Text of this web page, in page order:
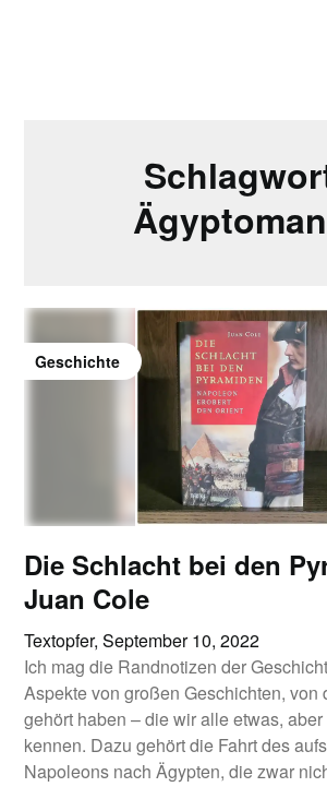
Geschichte
Die Schlacht bei den
Juan Cole
Textopfer,September 10, 2022
Ich mag die Randnotizen der
Aspekte von großen Geschichten, von
gehört haben – die wir alle etwas,
kennen. Dazu gehört die Fahrt des
Napoleons nach Ägypten, die zwar